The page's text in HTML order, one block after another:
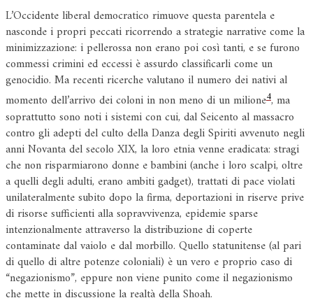
L’Occidente liberal democratico rimuove questa parentela e
nasconde i propri peccati ricorrendo a strategie narrative come la
minimizzazione: i pellerossa non erano poi così tanti, e se furono
commessi crimini ed eccessi è assurdo classificarli come un
genocidio. Ma recenti ricerche valutano il numero dei nativi al
momento dell’arrivo dei coloni in non meno di un milione4, ma
soprattutto sono noti i sistemi con cui, dal Seicento al massacro
contro gli adepti del culto della Danza degli Spiriti avvenuto negli
anni Novanta del secolo XIX, la loro etnia venne eradicata: stragi
che non risparmiarono donne e bambini (anche i loro scalpi, oltre
a quelli degli adulti, erano ambiti gadget), trattati di pace violati
unilateralmente subito dopo la firma, deportazioni in riserve prive
di risorse sufficienti alla sopravvivenza, epidemie sparse
intenzionalmente attraverso la distribuzione di coperte
contaminate dal vaiolo e dal morbillo. Quello statunitense (al pari
di quello di altre potenze coloniali) è un vero e proprio caso di
“negazionismo”, eppure non viene punito come il negazionismo
che mette in discussione la realtà della Shoah.